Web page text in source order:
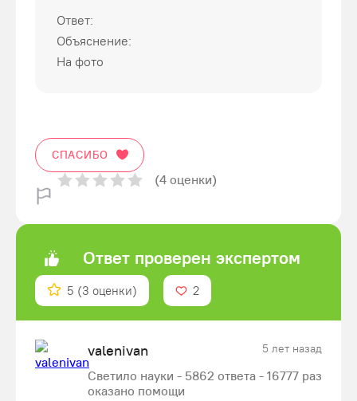
Ответ:
Объяснение:
На фото
СПАСИБО
(4 оценки)
Ответ проверен экспертом
5 (3 оценки) 2
valenivan 5 лет назад
Светило науки - 5862 ответа - 16777 раз
оказано помощи